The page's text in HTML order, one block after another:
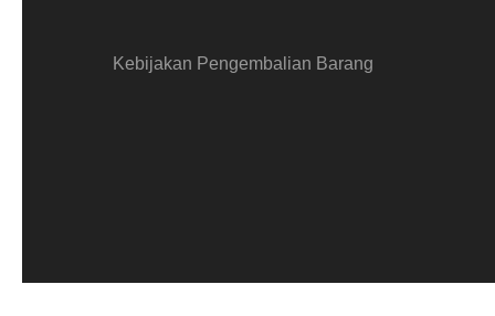
Kebijakan Pengembalian Barang